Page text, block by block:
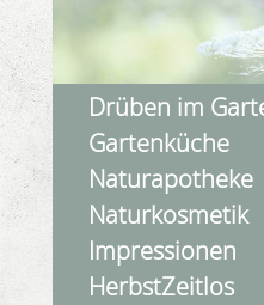
Drüben im
Gartenküche
Naturapotheke
Naturkosmetik
Impressionen
HerbstZeitlos